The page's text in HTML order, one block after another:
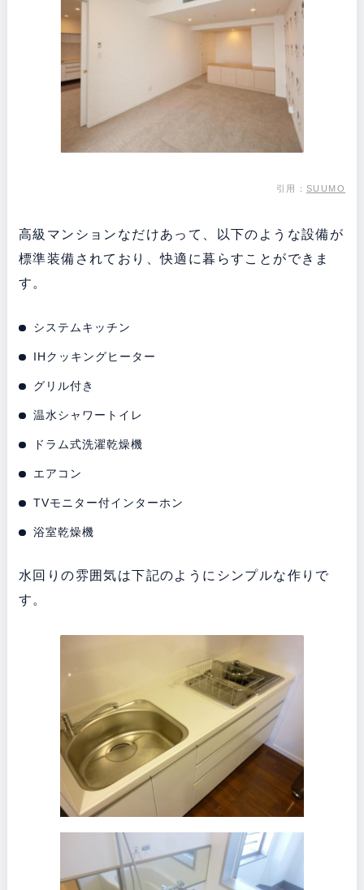
引用：SUUMO
高級マンションなだけあって、以下のような設備が
標準装備されており、快適に暮らすことができま
す。
システムキッチン
IHクッキングヒーター
グリル付き
温水シャワートイレ
ドラム式洗濯乾燥機
エアコン
TVモニター付インターホン
浴室乾燥機
水回りの雰囲気は下記のようにシンプルな作りで
す。